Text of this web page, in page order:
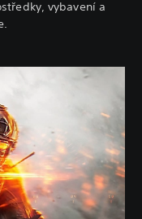
vybavení a